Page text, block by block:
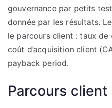
gouvernance par petits
donnée par les résultats.
le parcours client : taux de
coût d’acquisition client
payback period.
Parcours